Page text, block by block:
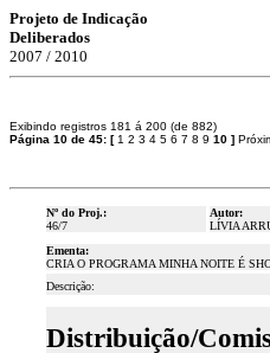
Projeto de Indicação
Deliberados
2007 / 2010
Exibindo registros 181 á 200 (de 882)
Página 10 de 45: [ 1 2 3 4 5 6 7 8 9 10 ]
Nº do Proj.:
46/7
Autor:
LÍVIA
Ementa:
CRIA O PROGRAMA MINHA NOITE É
Descrição:
Distribuição/